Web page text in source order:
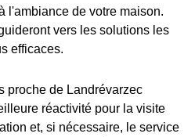
l'ambiance de votre maison.
vers les solutions les
efficaces.
proche de Landrévarzec
réactivité pour la visite
et, si nécessaire, le service